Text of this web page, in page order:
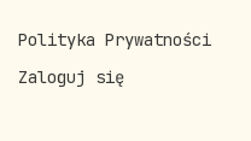
Polityka Prywatności
Zaloguj się